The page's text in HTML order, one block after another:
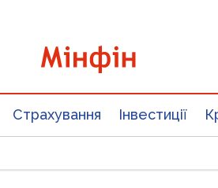
Страхування Інвестиції